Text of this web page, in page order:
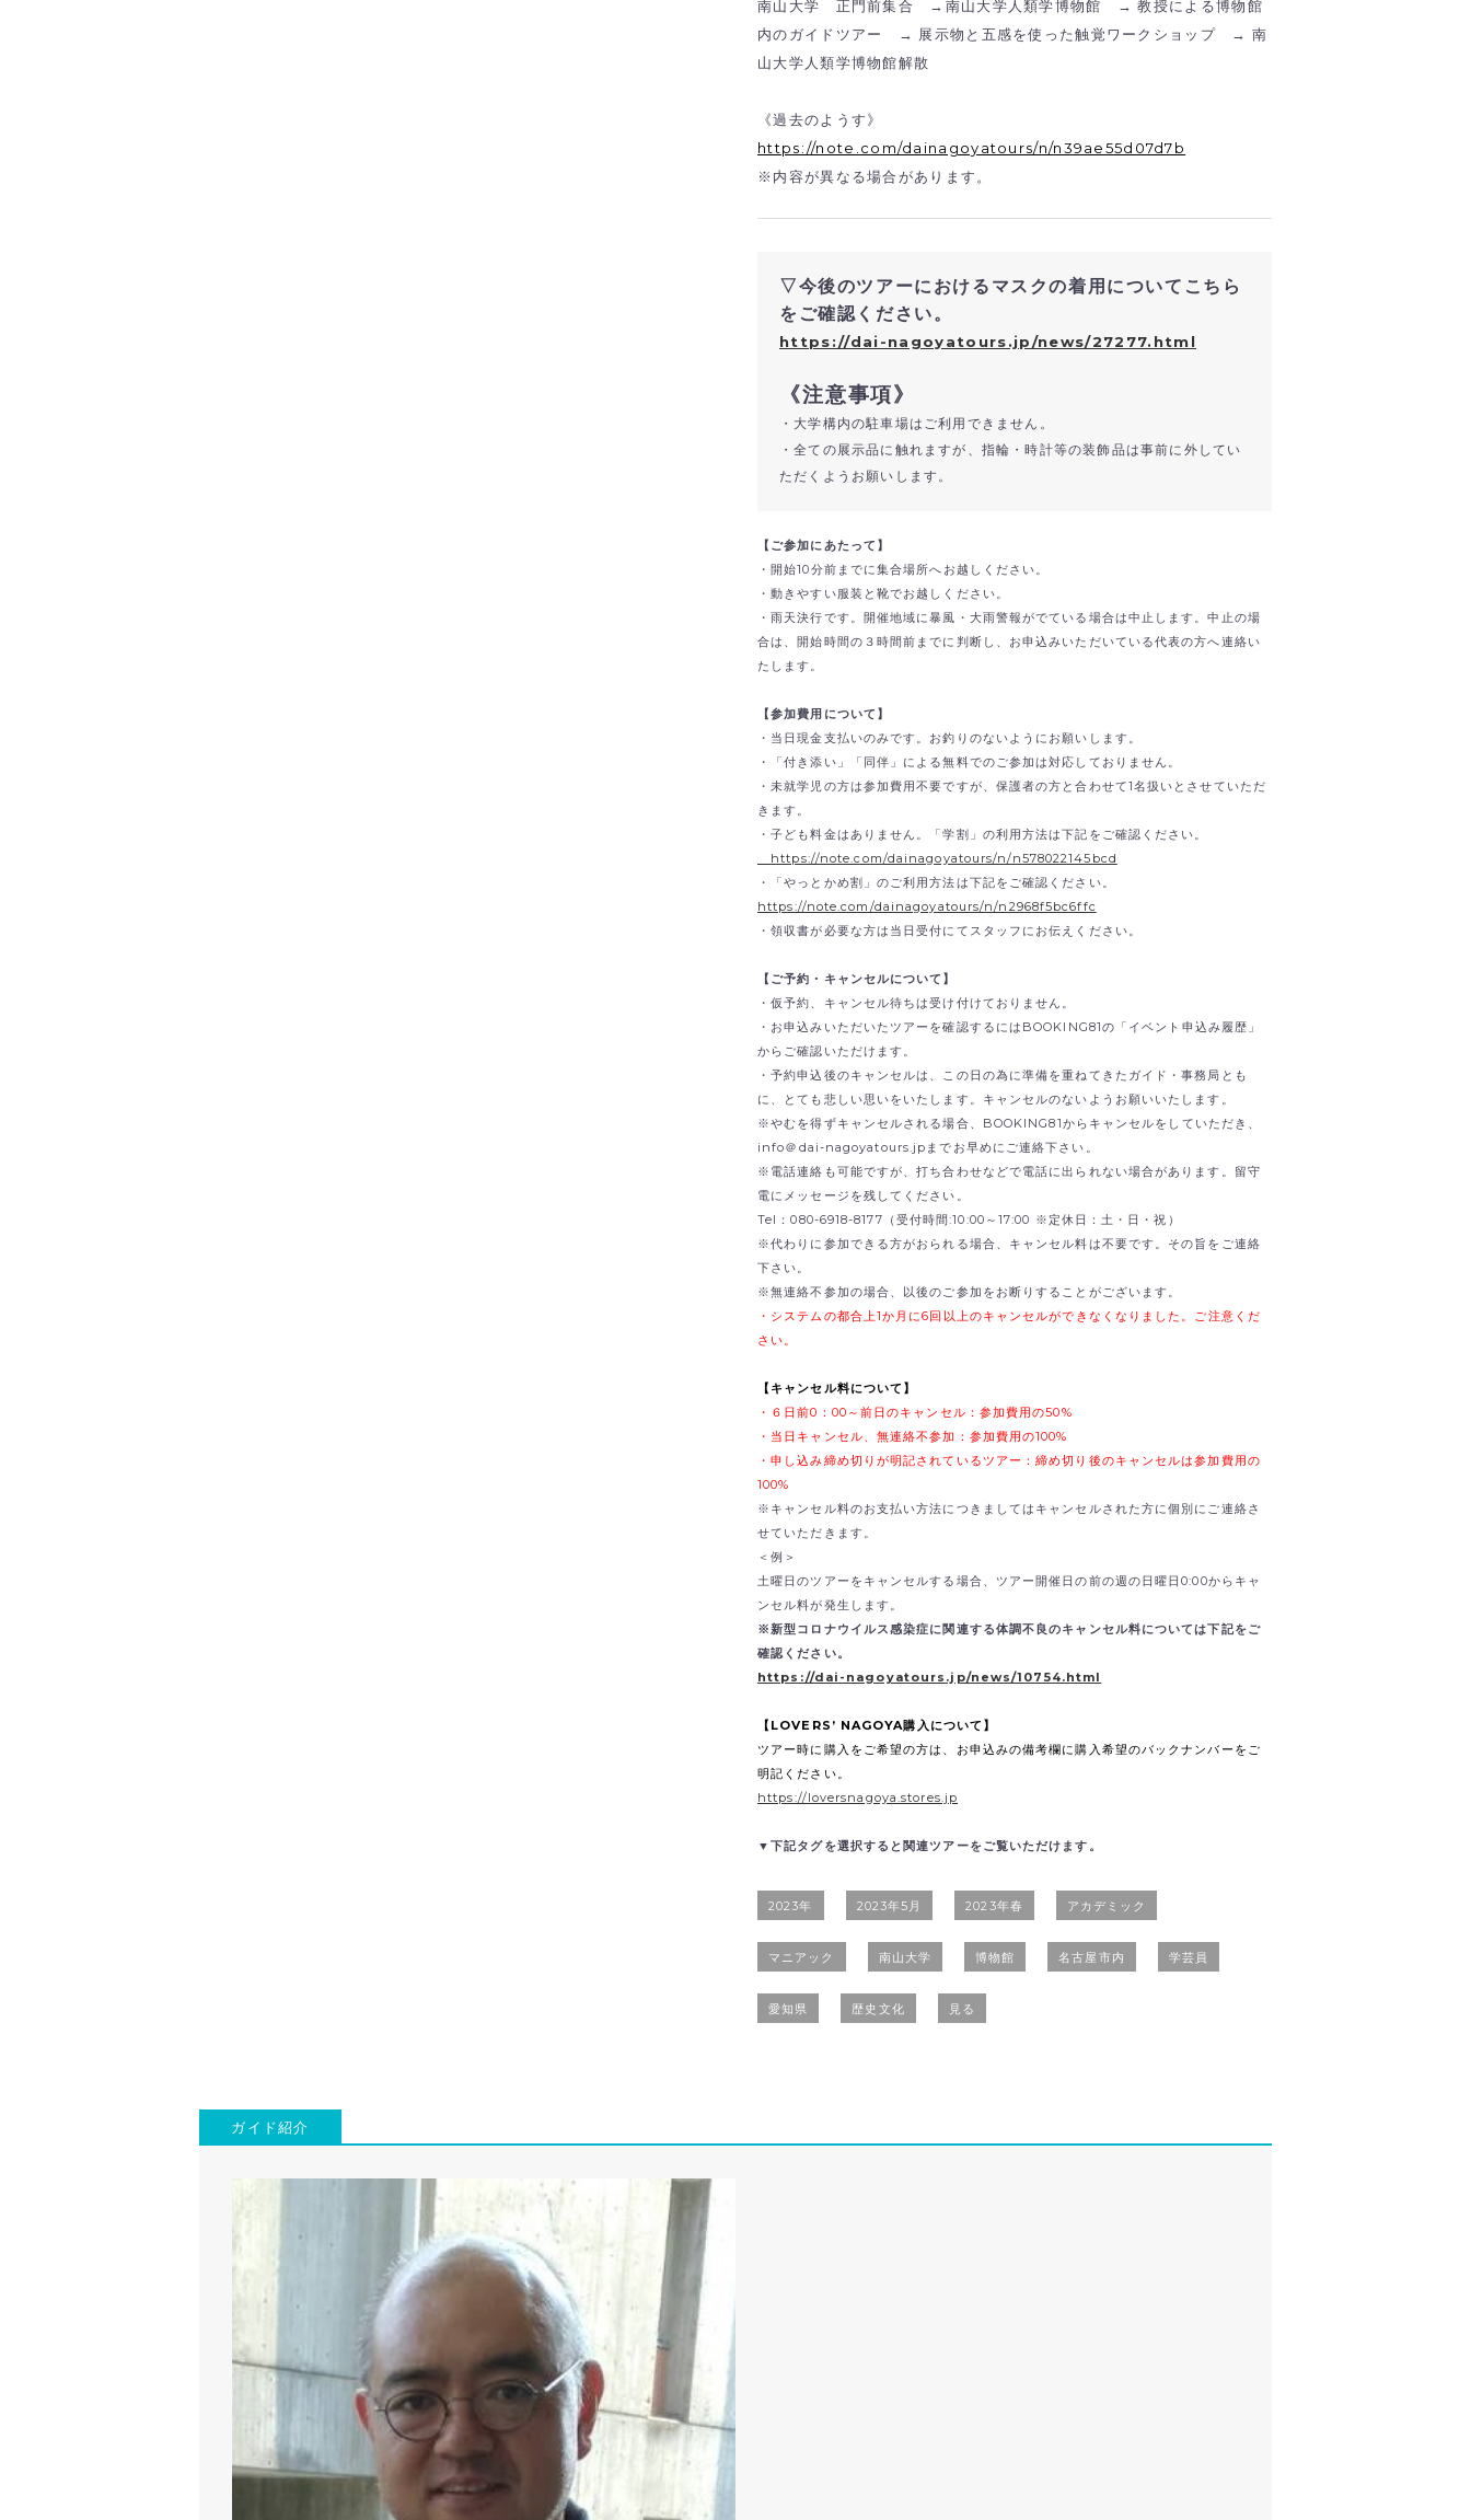
南山大学 正門前集合 →南山大学人類学博物館 → 教授による博物館
内のガイドツアー → 展示物と五感を使った触覚ワークショップ → 南
山大学人類学博物館解散
《過去のようす》
https://note.com/dainagoyatours/n/n39ae55d07d7b
※内容が異なる場合があります。
▽今後のツアーにおけるマスクの着用についてこちら
をご確認ください。
https://dai-nagoyatours.jp/news/27277.html
《注意事項》
・大学構内の駐車場はご利用できません。
・全ての展示品に触れますが、指輪・時計等の装飾品は事前に外してい
ただくようお願いします。
【ご参加にあたって】
・開始10分前までに集合場所へお越しください。
・動きやすい服装と靴でお越しください。
・雨天決行です。開催地域に暴風・大雨警報がでている場合は中止します。中止の場
合は、開始時間の３時間前までに判断し、お申込みいただいている代表の方へ連絡い
たします。
【参加費用について】
・当日現金支払いのみです。 お釣りのないようにお願いします。
・「付き添い」「同伴」による無料でのご参加は対応しておりません。
・未就学児の方は参加費用不要ですが、保護者の方と合わせて1名扱いとさせていただ
きます。
・子ども料金はありません。「学割」の利用方法は下記をご確認ください。
https://note.com/dainagoyatours/n/n578022145bcd
・「やっとかめ割」のご利用方法は下記をご確認ください。
https://note.com/dainagoyatours/n/n2968f5bc6ffc
・領収書が必要な方は当日受付にてスタッフにお伝えください。
【ご予約・キャンセルについて】
・仮予約、キャンセル待ちは受け付けておりません。
・お申込みいただいたツアーを確認するにはBOOKING81の「イベント申込み履歴」
からご確認いただけます。
・予約申込後のキャンセルは、この日の為に準備を重ねてきたガイド・事務局とも
に、とても悲しい思いをいたします。キャンセルのないようお願いいたします。
※やむを得ずキャンセルされる場合、BOOKING81からキャンセルをしていただき、
info＠dai-nagoyatours.jpまでお早めにご連絡下さい。
※電話連絡も可能ですが、打ち合わせなどで電話に出られない場合があります。留守
電にメッセージを残してください。
Tel：080-6918-8177（受付時間:10:00～17:00 ※定休日：土・日・祝）
※代わりに参加できる方がおられる場合、キャンセル料は不要です。その旨をご連絡
下さい。
※無連絡不参加の場合、以後のご参加をお断りすることがございます。
・システムの都合上1か月に6回以上のキャンセルができなくなりました。ご注意くだ
さい。
【キャンセル料について】
・６日前0：00～前日のキャンセル：参加費用の50%
・当日キャンセル、無連絡不参加：参加費用の100%
・申し込み締め切りが明記されているツアー：締め切り後のキャンセルは参加費用の
100%
※キャンセル料のお支払い方法につきましてはキャンセルされた方に個別にご連絡さ
せていただきます。
＜例＞
土曜日のツアーをキャンセルする場合、ツアー開催日の前の週の日曜日0:00からキャ
ンセル料が発生します。
※新型コロナウイルス感染症に関連する体調不良のキャンセル料については下記をご
確認ください。
https://dai-nagoyatours.jp/news/10754.html
【LOVERS’ NAGOYA購入について】
ツアー時に購入をご希望の方は、お申込みの備考欄に購入希望のバックナンバーをご
明記ください。
https://loversnagoya.stores.jp
▼下記タグを選択すると関連ツアーをご覧いただけます。
2023年 2023年5月 2023年春 アカデミック
マニアック 南山大学 博物館 名古屋市内 学芸員
愛知県 歴史文化 見る
ガイド紹介